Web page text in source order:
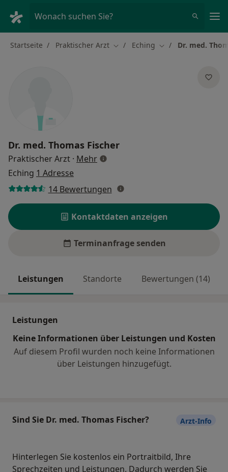
Wonach suchen Sie?
Startseite Praktischer Arzt Stadt ändern
Eching Stadt ändern
Dr. med.
Dr. med. Thomas Fischer
Praktischer Arzt · Mehrüber Spezialisierungen
Eching 1 Adresse
14 Bewertungen
Kontaktdaten anzeigen
Terminanfrage senden
Leistungen Standorte Bewertungen (14)
Leistungen
Keine Informationen über Leistungen und Kosten
Auf diesem Profil wurden noch keine Informationen
über Leistungen hinzugefügt.
Sind Sie Dr. med. Thomas Fischer? Arzt-Info
Hinterlegen Sie kostenlos ein Portraitbild, Ihre
Sprechzeiten und Leistungen. Dadurch werden Sie